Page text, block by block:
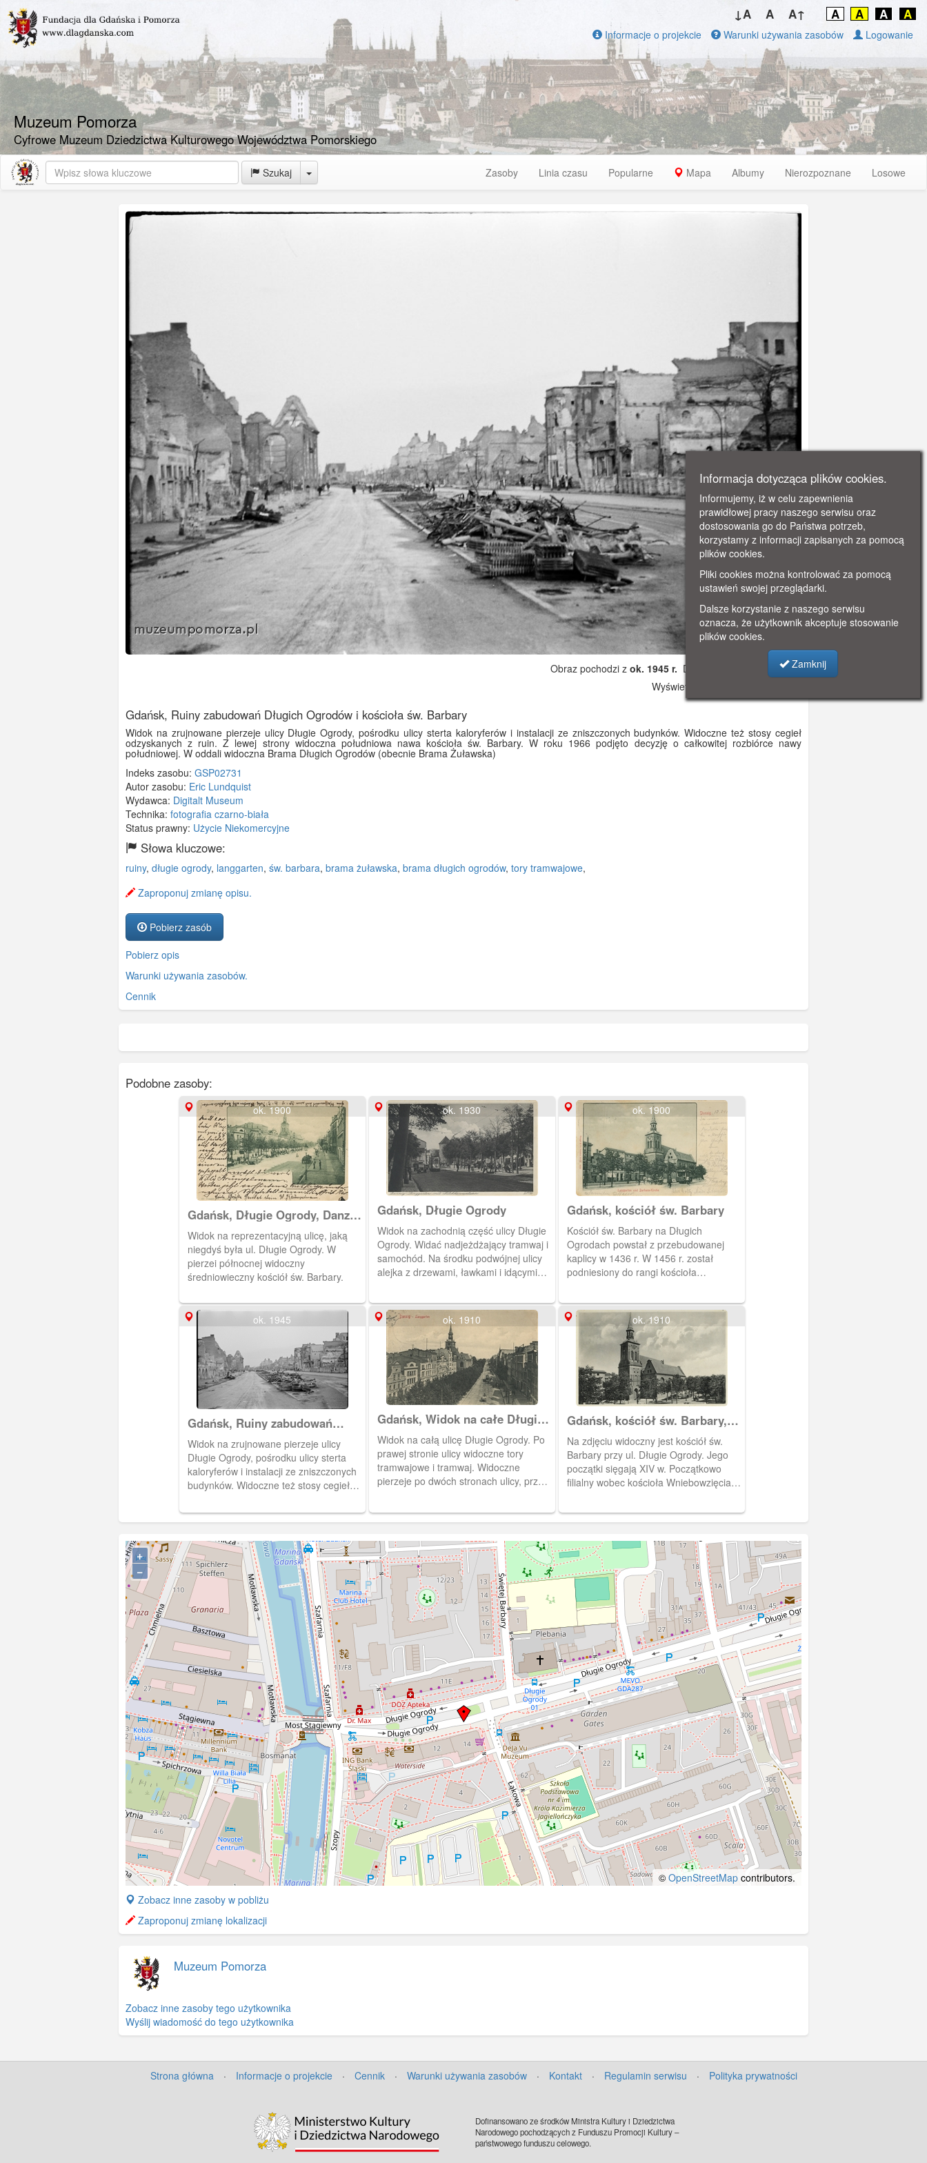
Muzeum Pomorza
Cyfrowe Muzeum Dziedzictwa Kulturowego Województwa Pomorskiego
↓A A A↑ A A A A
Informacje o projekcie Warunki używania zasobów Logowanie
Szukaj Toggle Dropdown Zasoby Linia czasu Popularne Mapa Albumy Nierozpoznane Losowe
Obraz pochodzi z ok. 1945 r. Dodano: 2020-02-23 10:03
Wyświetlono: 7770
Gdańsk, Ruiny zabudowań Długich Ogrodów i kościoła św. Barbary
Widok na zrujnowane pierzeje ulicy Długie Ogrody, pośrodku ulicy sterta kaloryferów i instalacji ze zniszczonych budynków. Widoczne też stosy cegieł
odzyskanych z ruin. Z lewej strony widoczna południowa nawa kościoła św. Barbary. W roku 1966 podjęto decyzję o całkowitej rozbiórce nawy
południowej. W oddali widoczna Brama Długich Ogrodów (obecnie Brama Żuławska)
Indeks zasobu: GSP02731
Autor zasobu: Eric Lundquist
Wydawca: Digitalt Museum
Technika: fotografia czarno-biała
Status prawny: Użycie Niekomercyjne
Słowa kluczowe:
ruiny, długie ogrody, langgarten, św. barbara, brama żuławska, brama długich ogrodów, tory tramwajowe,
Zaproponuj zmianę opisu.
Pobierz zasób
Pobierz opis
Warunki używania zasobów.
Cennik
Podobne zasoby:
ok. 1900
Gdańsk, Długie Ogrody, Danzig
Langgarten
Widok na reprezentacyjną ulicę, jaką
niegdyś była ul. Długie Ogrody. W
pierzei północnej widoczny
średniowieczny kościół św. Barbary.
ok. 1930
Gdańsk, Długie Ogrody
Widok na zachodnią część ulicy Długie
Ogrody. Widać nadjeżdżający tramwaj i
samochód. Na środku podwójnej ulicy
alejka z drzewami, ławkami i idącymi
północna Długich Ogrodów. Na środku
fotografii za drzewami widoczne baszty
Bramy Stągiewnej.
ok. 1900
Gdańsk, kościół św. Barbary
Kościół św. Barbary na Długich
Ogrodach powstał z przebudowanej
kaplicy w 1436 r. W 1456 r. został
podniesiony do rangi kościoła
ok. 1945
Gdańsk, Ruiny zabudowań
Długich Ogrodów
Widok na zrujnowane pierzeje ulicy
Długie Ogrody, pośrodku ulicy sterta
kaloryferów i instalacji ze zniszczonych
budynków. Widoczne też stosy cegieł
widoczna południowa nawa kościoła św.
Barbary. W roku 1966 podjęto decyzję o
całkowitej rozbiórce nawy południowej.
W oddali widoczna Brama Długich
Ogrodów (obecnie Brama Żuławska)
ok. 1910
Gdańsk, Widok na całe Długie
Ogrody
Widok na całą ulicę Długie Ogrody. Po
prawej stronie ulicy widoczne tory
tramwajowe i tramwaj. Widoczne
pierzeje po dwóch stronach ulicy, przez
ok. 1910
Gdańsk, kościół św. Barbary,
Danzig Die Barbarakirche
Na zdjęciu widoczny jest kościół św.
Barbary przy ul. Długie Ogrody. Jego
początki sięgają XIV w. Początkowo
filialny wobec kościoła Wniebowzięcia
ustanowiono go kościołem parafialnym.
W XVII w. dobudowano do korpusu
wojnie światowej.
+
−
© OpenStreetMap contributors.
+
−
Zobacz inne zasoby w pobliżu
Zaproponuj zmianę lokalizacji
Muzeum Pomorza
Zobacz inne zasoby tego użytkownika
Wyślij wiadomość do tego użytkownika
Strona główna · Informacje o projekcie · Cennik · Warunki używania zasobów · Kontakt · Regulamin serwisu · Polityka prywatności
Dofinansowano ze środków Ministra Kultury i Dziedzictwa
Narodowego pochodzących z Funduszu Promocji Kultury –
państwowego funduszu celowego.
Informacja dotycząca plików cookies.
Informujemy, iż w celu zapewnienia
prawidłowej pracy naszego serwisu oraz
dostosowania go do Państwa potrzeb,
korzystamy z informacji zapisanych za pomocą
plików cookies.
Pliki cookies można kontrolować za pomocą
ustawień swojej przeglądarki.
Dalsze korzystanie z naszego serwisu
oznacza, że użytkownik akceptuje stosowanie
plików cookies.
Zamknij